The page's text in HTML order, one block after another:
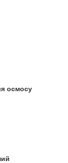
осмосу